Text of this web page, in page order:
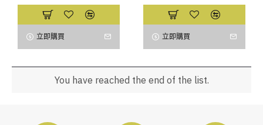
立即購買 立即購買
You have reached the end of the list.